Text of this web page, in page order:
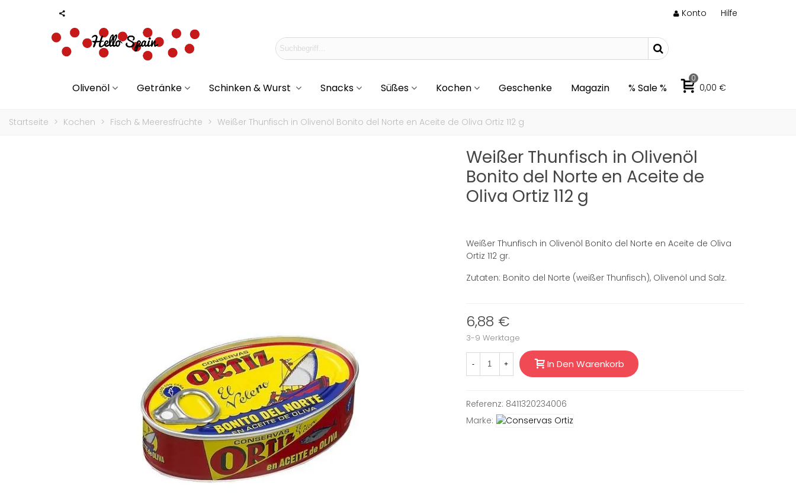
Konto Hilfe
Olivenöl Getränke Schinken & Wurst Snacks Süßes Kochen Geschenke Magazin % Sale %
0
0,00 €
Startseite > Kochen > Fisch & Meeresfrüchte > Weißer Thunfisch in Olivenöl Bonito del Norte en Aceite de Oliva Ortiz 112 g
Weißer Thunfisch in Olivenöl
Bonito del Norte en Aceite de
Oliva Ortiz 112 g
Weißer Thunfisch in Olivenöl Bonito del Norte en Aceite de Oliva
Ortiz 112 gr.
Zutaten: Bonito del Norte (weißer Thunfisch), Olivenöl und Salz.
6,88 €
3-9 Werktage
- + In Den Warenkorb
Referenz: 8411320234006
Marke: